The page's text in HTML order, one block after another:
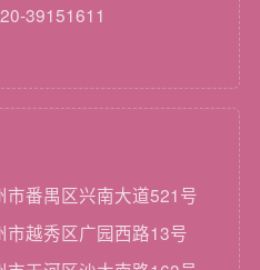
39151611
番禺区兴南大道521号
越秀区广园西路13号